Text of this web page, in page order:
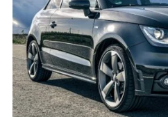
Waar moet je
Dealer of Particulier
De Nationale Auto